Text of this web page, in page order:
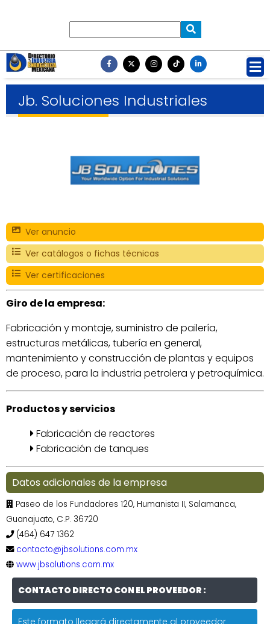
Jb. Soluciones Industriales
Ver anuncio
Ver catálogos o fichas técnicas
Ver certificaciones
Giro de la empresa:
Fabricación y montaje, suministro de pailería,
estructuras metálicas, tubería en general,
mantenimiento y construcción de plantas y equipos
de proceso, para la industria petrolera y petroquímica.
Productos y servicios
Fabricación de reactores
Fabricación de tanques
Datos adicionales de la empresa
Paseo de los Fundadores 120, Humanista II, Salamanca,
Guanajuato, C.P. 36720
(464) 647 1362
contacto@jbsolutions.com.mx
www.jbsolutions.com.mx
CONTACTO DIRECTO CON EL PROVEEDOR :
Este formato llegará directamente al proveedor